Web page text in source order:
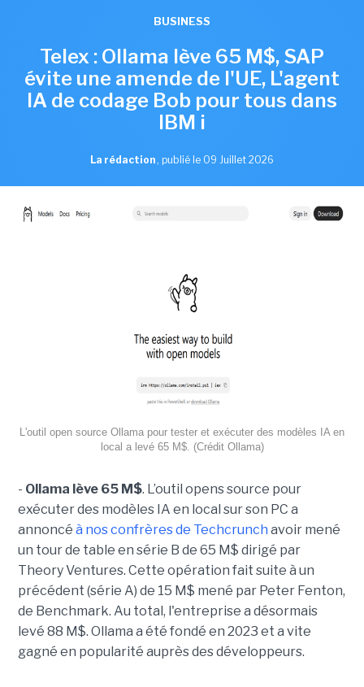
BUSINESS
Telex : Ollama lève 65 M$, SAP
évite une amende de l'UE, L'agent
IA de codage Bob pour tous dans
IBM i
La rédaction , publié le 09 Juillet 2026
L'outil open source Ollama pour tester et exécuter des modèles IA en
local a levé 65 M$. (Crédit Ollama)
- Ollama lève 65 M$. L’outil opens source pour
exécuter des modèles IA en local sur son PC a
annoncé à nos confrères de Techcrunch avoir mené
un tour de table en série B de 65 M$ dirigé par
Theory Ventures. Cette opération fait suite à un
précédent (série A) de 15 M$ mené par Peter Fenton,
de Benchmark. Au total, l'entreprise a désormais
levé 88 M$. Ollama a été fondé en 2023 et a vite
gagné en popularité auprès des développeurs.